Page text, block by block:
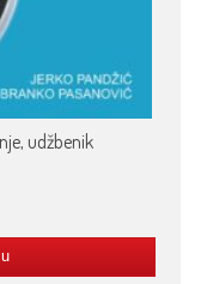
udžbenik